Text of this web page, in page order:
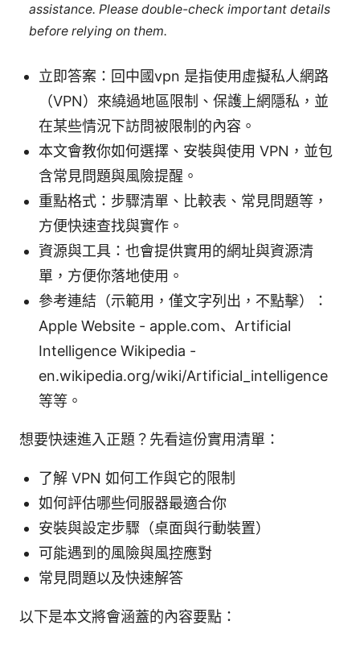
assistance. Please double-check important details
before relying on them.
立即答案：回中國vpn 是指使用虛擬私人網路
（VPN）來繞過地區限制、保護上網隱私，並
在某些情況下訪問被限制的內容。
本文會教你如何選擇、安裝與使用 VPN，並包
含常見問題與風險提醒。
重點格式：步驟清單、比較表、常見問題等，
方便快速查找與實作。
資源與工具：也會提供實用的網址與資源清
單，方便你落地使用。
參考連結（示範用，僅文字列出，不點擊）：
Apple Website - apple.com、Artificial
Intelligence Wikipedia -
en.wikipedia.org/wiki/Artificial_intelligence
等等。
想要快速進入正題？先看這份實用清單：
了解 VPN 如何工作與它的限制
如何評估哪些伺服器最適合你
安裝與設定步驟（桌面與行動裝置）
可能遇到的風險與風控應對
常見問題以及快速解答
以下是本文將會涵蓋的內容要點：